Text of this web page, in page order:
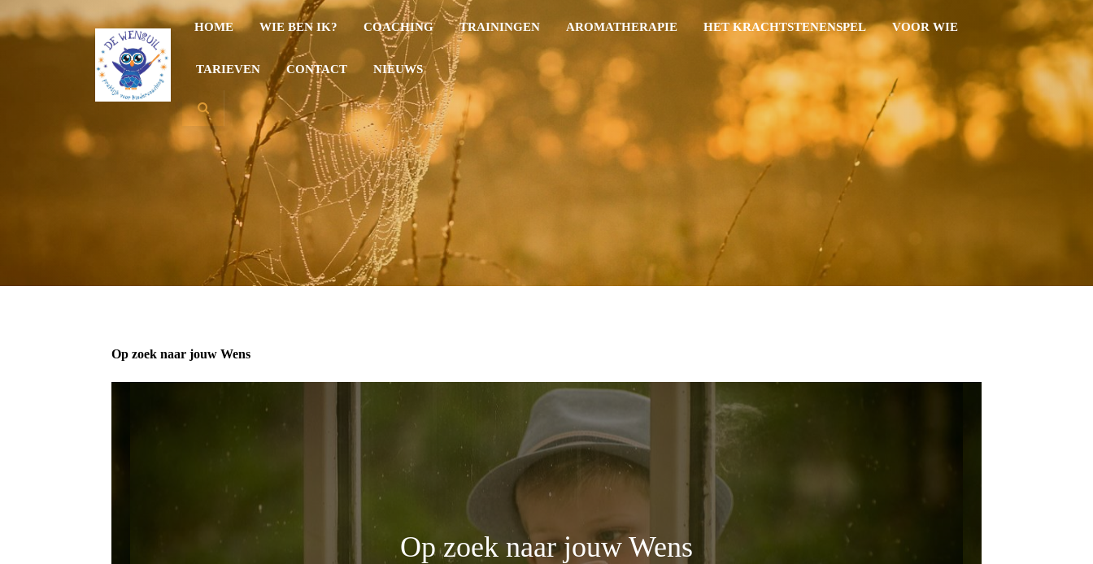
HOME WIE BEN IK? COACHING TRAININGEN AROMATHERAPIE HET KRACHTSTENENSPEL VOOR WIE
TARIEVEN CONTACT NIEUWS
Op zoek naar jouw Wens
Op zoek naar jouw Wens